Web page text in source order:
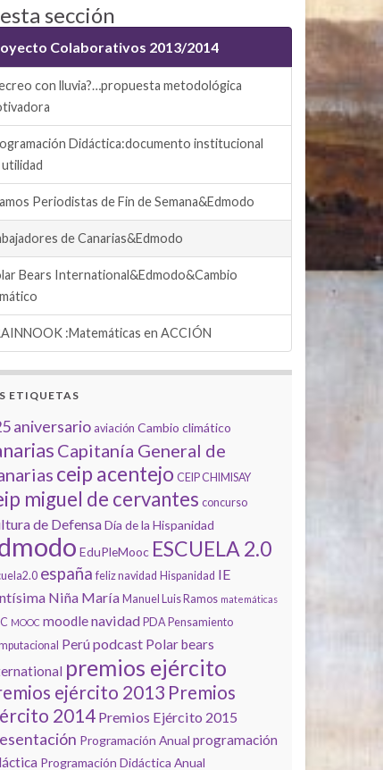
sección
Colaborativos 2013/2014
con lluvia?…propuesta metodológica
Didáctica:documento institucional
Periodistas de Fin de Semana&Edmodo
de Canarias&Edmodo
Bears International&Edmodo&Cambio
:Matemáticas en ACCIÓN
ETIQUETAS
aniversario aviación Cambio climático
Capitanía General de
ceip acentejo CEIP CHIMISAY
miguel de cervantes concurso
de DefensaDía de la Hispanidad
EduPleMooc ESCUELA 2.0
españa feliz navidad Hispanidad IE
Niña María Manuel Luis Ramos matemáticas
MOOC moodlenavidad PDA Pensamiento
Perú podcast Polar bears
premios ejército
ejército 2013 Premios
2014 Premios Ejército 2015
Programación Anual programación
Programación Didáctica Anual